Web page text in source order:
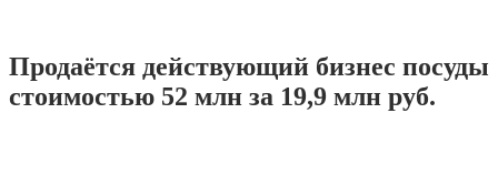
Продаётся действующий бизнес посуды
стоимостью 52 млн за 19,9 млн руб.